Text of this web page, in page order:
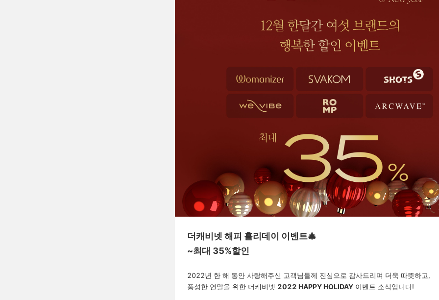
더캐비넷 해피 홀리데이 이벤트🎄
~최대 35%할인
2022년 한 해 동안 사랑해주신 고객님들께 진심으로 감사드리며 더욱 따뜻하고,
풍성한 연말을 위한 더캐비넷 2022 HAPPY HOLIDAY 이벤트 소식입니다!